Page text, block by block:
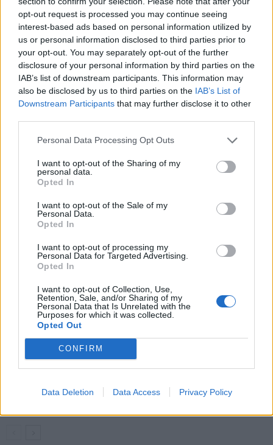
opt-out request is processed you may continue seeing
interest-based ads based on personal information utilized by
us or personal information disclosed to third parties prior to
your opt-out. You may separately opt-out of the further
disclosure of your personal information by third parties on the
IAB’s list of downstream participants. This information may
also be disclosed by us to third parties on the IAB’s List of
Downstream Participants that may further disclose it to other
Personal Data Processing Opt Outs
I want to opt-out of the Sharing of my
personal data.
Opted In
I want to opt-out of the Sale of my
Personal Data.
Opted In
I want to opt-out of processing my
Personal Data for Targeted Advertising.
Opted In
I want to opt-out of Collection, Use,
Retention, Sale, and/or Sharing of my
Personal Data that Is Unrelated with the
Purposes for which it was collected.
Opted Out
CONFIRM
Data Deletion Data Access Privacy Policy
Předchozí článek
Dopravně preventivní akce
Následující článek
Památník Antonína Dvořáka
SOUVISEJÍCÍ ČLÁNKY
VÍCE OD AUTORA
Zpravodajství
Většina koupališť na Příbramsku nabízí
výborné podmínky. Horší voda je jen na
Živohošti
Příbram modernizuje parkovací automaty.
Přibudou i tři nové poblíž Svaté Hory
Obce nově získají body i za předcházení